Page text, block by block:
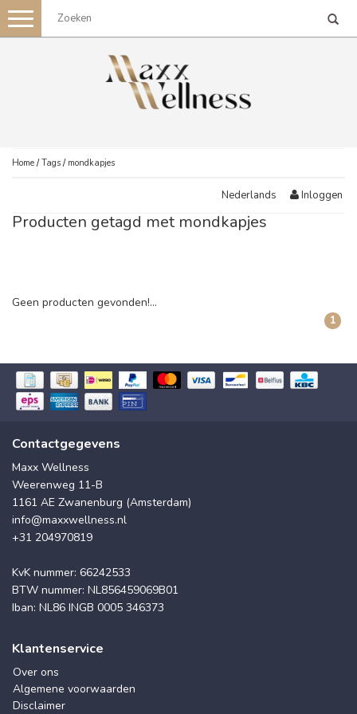
Toggle
navigation
Home /Tags / mondkapjes
Nederlands Inloggen
Producten getagd met mondkapjes
Geen producten gevonden!...
1
Contactgegevens
Maxx Wellness
Weerenweg 11-B
1161 AE Zwanenburg (Amsterdam)
info@maxxwellness.nl
+31 204970819
KvK nummer: 66242533
BTW nummer: NL856459069B01
Iban: NL86 INGB 0005 346373
Klantenservice
Over ons
Algemene voorwaarden
Disclaimer